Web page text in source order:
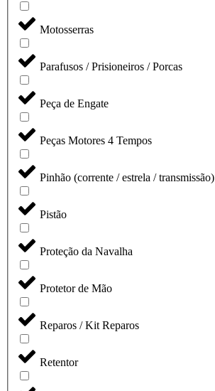
Motosserras
Parafusos / Prisioneiros / Porcas
Peça de Engate
Peças Motores 4 Tempos
Pinhão (corrente / estrela / transmissão)
Pistão
Proteção da Navalha
Protetor de Mão
Reparos / Kit Reparos
Retentor